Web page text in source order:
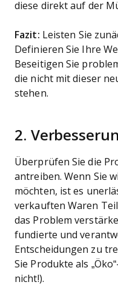
diese direkt auf der
Fazit: Leisten Sie
Definieren Sie Ihre
Beseitigen Sie
die nicht mit dieser
stehen.
2.
Überprüfen Sie die
antreiben. Wenn Sie
möchten, ist es
verkauften Waren
das Problem
fundierte und
Entscheidungen zu
Sie Produkte als
nicht!).